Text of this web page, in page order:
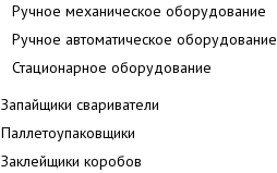
Ручное механическое оборудование
Ручное автоматическое оборудование
Стационарное оборудование
Запайщики свариватели
Паллетоупаковщики
Заклейщики коробов